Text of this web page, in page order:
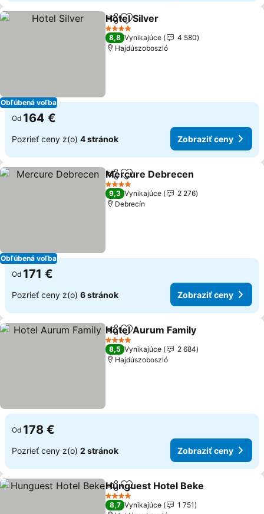
Obľúbená voľba
ZdieľaťPridať do obľúbených
Hotel Silver
4 Počet hviezdičiek
8,8 Vynikajúce
4 580
Hajdúszoboszló
Od 164 €
Pozrieť ceny z(o) 4 stránok Zobraziť ceny
Obľúbená voľba
ZdieľaťPridať do obľúbených
Mercure Debrecen
4 Počet hviezdičiek
9,3 Vynikajúce
2 276
Debrecín
Od 171 €
Pozrieť ceny z(o) 6 stránok Zobraziť ceny
ZdieľaťPridať do obľúbených
Hotel Aurum Family
4 Počet hviezdičiek
8,5 Vynikajúce
2 684
Hajdúszoboszló
Od 178 €
Pozrieť ceny z(o) 2 stránok Zobraziť ceny
ZdieľaťPridať do obľúbených
Hunguest Hotel Beke
4 Počet hviezdičiek
8,7 Vynikajúce
1 751